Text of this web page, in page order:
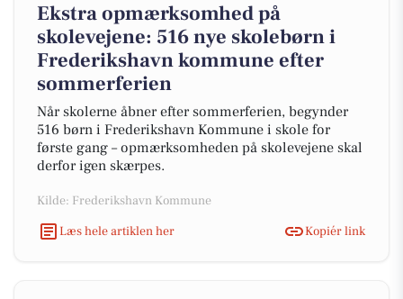
Ekstra opmærksomhed på
skolevejene: 516 nye skolebørn i
Frederikshavn kommune efter
sommerferien
Når skolerne åbner efter sommerferien, begynder
516 børn i Frederikshavn Kommune i skole for
første gang – opmærksomheden på skolevejene skal
derfor igen skærpes.
Kilde: Frederikshavn Kommune
Læs hele artiklen her
Kopiér link